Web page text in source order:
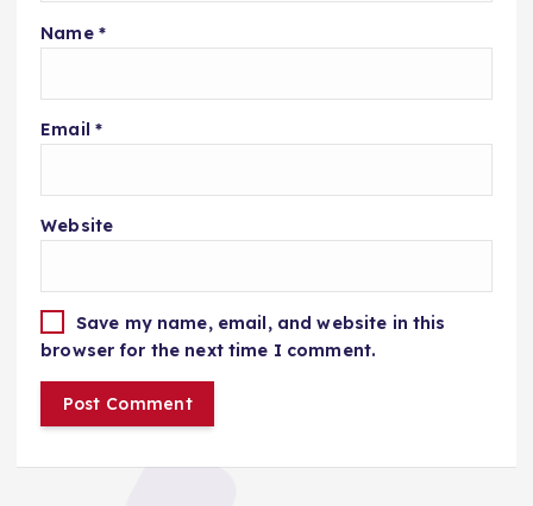
Name *
Email *
Website
Save my name, email, and website in this
browser for the next time I comment.